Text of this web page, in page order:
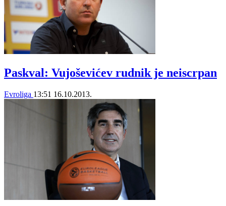
Paskval: Vujoševićev rudnik je neiscrpan
Evroliga 13:51 16.10.2013.